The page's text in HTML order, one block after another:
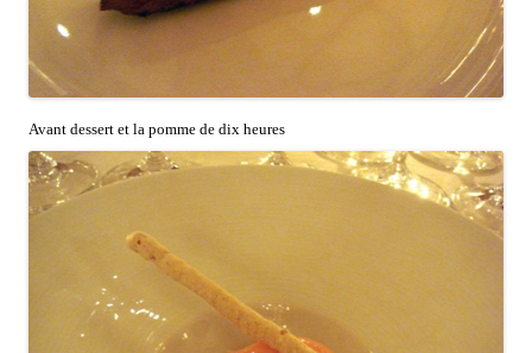
Avant dessert et la pomme de dix heures